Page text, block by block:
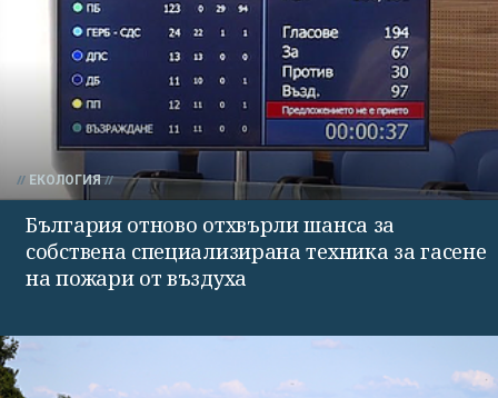
ЕКОЛОГИЯ
България отново отхвърли шанса за
собствена специализирана техника за гасене
на пожари от въздуха